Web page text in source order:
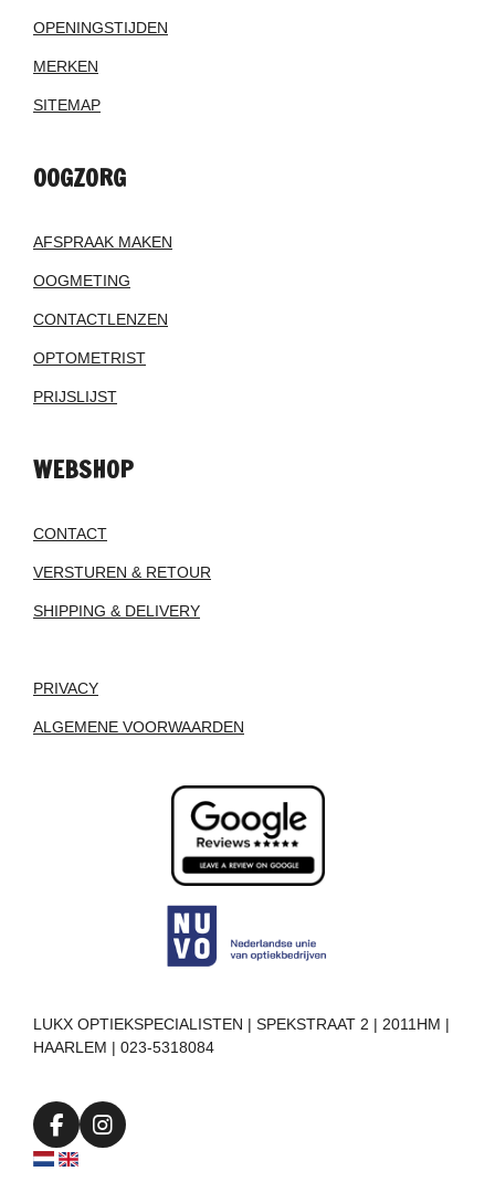
OPENINGSTIJDEN
MERKEN
SITEMAP
OOGZORG
AFSPRAAK MAKEN
OOGMETING
CONTACTLENZEN
OPTOMETRIST
PRIJSLIJST
WEBSHOP
CONTACT
VERSTUREN & RETOUR
SHIPPING & DELIVERY
PRIVACY
ALGEMENE VOORWAARDEN
LUKX OPTIEKSPECIALISTEN | SPEKSTRAAT 2 | 2011HM |
HAARLEM | 023-5318084
F
a
I